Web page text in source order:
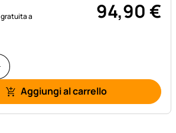
a
94,90€
Aggiungi al carrello